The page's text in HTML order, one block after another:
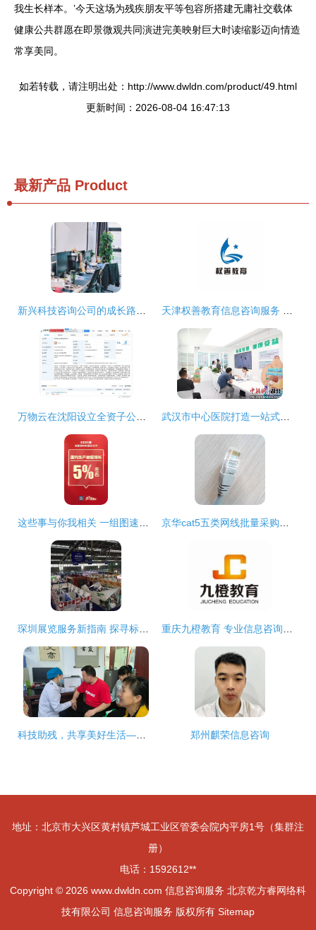
我生长样本。’今天这场为残疾朋友平等包容所搭建无庸社交载体
健康公共群愿在即景微观共同演进完美映射巨大时读缩影迈向情造
常享美同。
如若转载，请注明出处：http://www.dwldn.com/product/49.html
更新时间：2026-08-04 16:47:13
最新产品 Product
郑州麒荣信息咨询
地址：北京市大兴区黄村镇芦城工业区管委会院内平房1号（集群注
册）
电话：1592612**
Copyright © 2026 www.dwldn.com 信息咨询服务 北京乾方睿网络科
技有限公司 信息咨询服务 版权所有 Sitemap